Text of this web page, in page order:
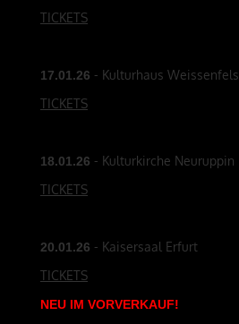
TICKETS
17.01.26 - Kulturhaus Weissenfels
TICKETS
18.01.26 - Kulturkirche Neuruppin
TICKETS
20.01.26 - Kaisersaal Erfurt
TICKETS
NEU IM VORVERKAUF!